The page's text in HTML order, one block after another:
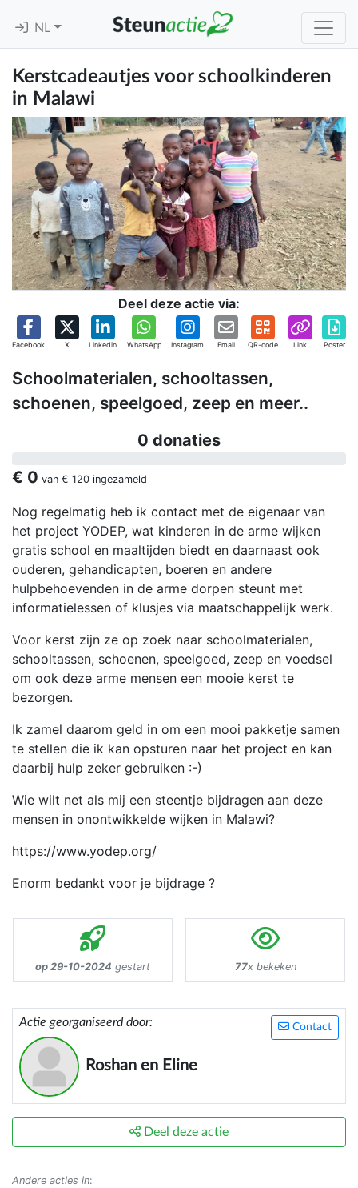
NL
Kerstcadeautjes voor schoolkinderen
in Malawi
Deel deze actie via:
Facebook X Linkedin WhatsApp Instagram Email QR-code Link Poster
Schoolmaterialen, schooltassen,
schoenen, speelgoed, zeep en meer..
0 donaties
€ 0 van € 120 ingezameld
Nog regelmatig heb ik contact met de eigenaar van
het project YODEP, wat kinderen in de arme wijken
gratis school en maaltijden biedt en daarnaast ook
ouderen, gehandicapten, boeren en andere
hulpbehoevenden in de arme dorpen steunt met
informatielessen of klusjes via maatschappelijk werk.
Voor kerst zijn ze op zoek naar schoolmaterialen,
schooltassen, schoenen, speelgoed, zeep en voedsel
om ook deze arme mensen een mooie kerst te
bezorgen.
Ik zamel daarom geld in om een mooi pakketje samen
te stellen die ik kan opsturen naar het project en kan
daarbij hulp zeker gebruiken :-)
Wie wilt net als mij een steentje bijdragen aan deze
mensen in onontwikkelde wijken in Malawi?
https://www.yodep.org/
Enorm bedankt voor je bijdrage ?
op 29-10-2024 gestart 77x bekeken
Contact
Actie georganiseerd door:
Roshan en Eline
Deel deze actie
Andere acties in: